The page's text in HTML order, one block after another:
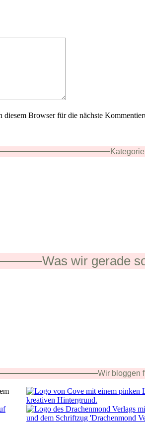
Browser für die nächste
Was wir gerade
Wir bloggen